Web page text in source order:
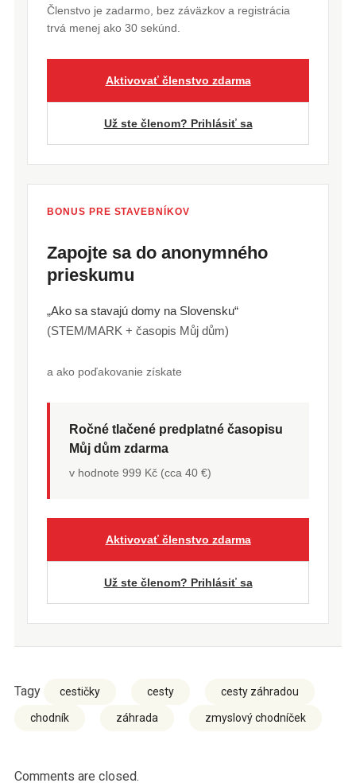
Členstvo je zadarmo, bez záväzkov a registrácia
trvá menej ako 30 sekúnd.
Aktivovať členstvo zdarma
Už ste členom? Prihlásiť sa
BONUS PRE STAVEBNÍKOV
Zapojte sa do anonymného
prieskumu
„Ako sa stavajú domy na Slovensku“
(STEM/MARK + časopis Můj dům)
a ako poďakovanie získate
Ročné tlačené predplatné časopisu
Můj dům zdarma
v hodnote 999 Kč (cca 40 €)
Aktivovať členstvo zdarma
Už ste členom? Prihlásiť sa
Tagy cestičky cesty cesty záhradou
chodník záhrada zmyslový chodníček
Comments are closed.